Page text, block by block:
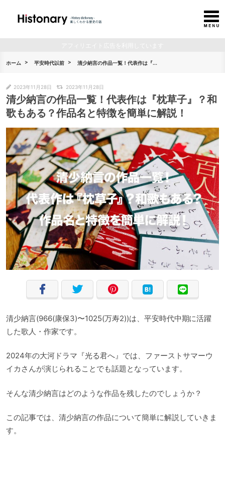
ホーム 平安時代以前 清少納言の作品一覧！代表作は『...
2023年11月28日 2023年11月28日
清少納言の作品一覧！代表作は『枕草子』？和
歌もある？作品名と特徴を簡単に解説！
清少納言(966(康保3)〜1025(万寿2))は、平安時代中期に活躍
した歌人・作家です。
2024年の大河ドラマ『光る君へ』では、ファーストサマーウ
イカさんが演じられることでも話題となっています。
そんな清少納言はどのような作品を残したのでしょうか？
この記事では、清少納言の作品について簡単に解説していきま
す。